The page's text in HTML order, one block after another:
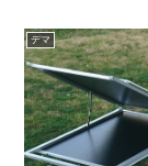
デマ